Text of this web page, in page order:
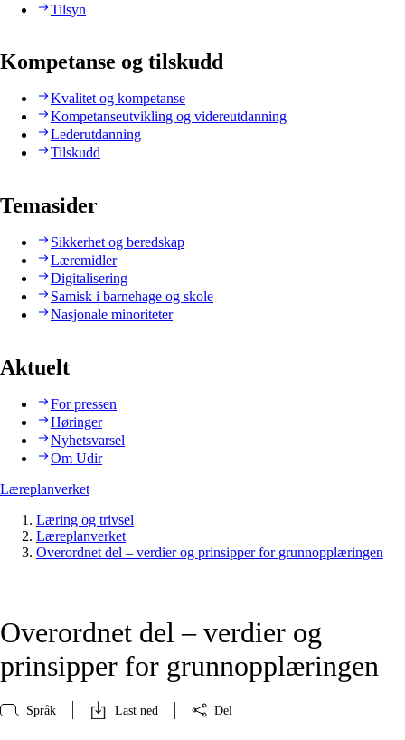
Tilsyn
Kompetanse og tilskudd
Kvalitet og kompetanse
Kompetanseutvikling og videreutdanning
Lederutdanning
Tilskudd
Temasider
Sikkerhet og beredskap
Læremidler
Digitalisering
Samisk i barnehage og skole
Nasjonale minoriteter
Aktuelt
For pressen
Høringer
Nyhetsvarsel
Om Udir
Læreplanverket
Læring og trivsel
Læreplanverket
Overordnet del – verdier og prinsipper for grunnopplæringen
Overordnet del – verdier og
prinsipper for grunnopplæringen
Språk Last ned Del